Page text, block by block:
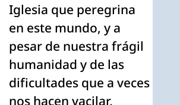
Iglesia que peregrina
en este mundo, y a
pesar de nuestra frágil
humanidad y de las
dificultades que a veces
nos hacen vacilar,